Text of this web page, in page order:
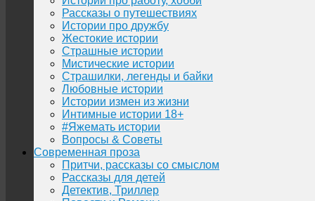
Рассказы о путешествиях
Истории про дружбу
Жестокие истории
Страшные истории
Мистические истории
Страшилки, легенды и байки
Любовные истории
Истории измен из жизни
Интимные истории 18+
#Яжемать истории
Вопросы & Советы
Современная проза
Притчи, рассказы со смыслом
Рассказы для детей
Детектив, Триллер